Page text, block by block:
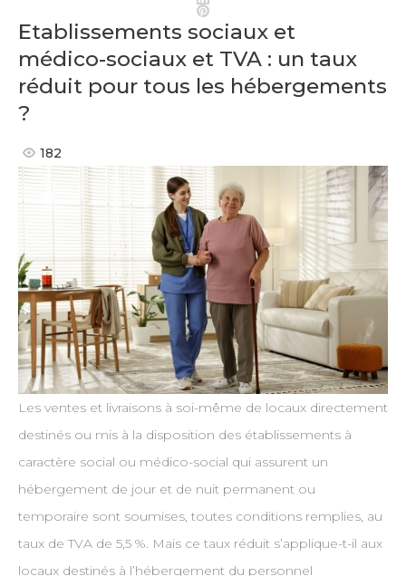
Pinterest
Etablissements sociaux et
médico-sociaux et TVA : un taux
réduit pour tous les hébergements
?
182
Les ventes et livraisons à soi-même de locaux directement
destinés ou mis à la disposition des établissements à
caractère social ou médico-social qui assurent un
hébergement de jour et de nuit permanent ou
temporaire sont soumises, toutes conditions remplies, au
taux de TVA de 5,5 %. Mais ce taux réduit s’applique-t-il aux
locaux destinés à l’hébergement du personnel